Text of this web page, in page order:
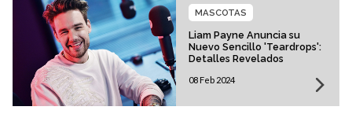
Liam Payne Anuncia su
Nuevo Sencillo 'Teardrops':
Detalles Revelados
MASCOTAS
08 Feb 2024